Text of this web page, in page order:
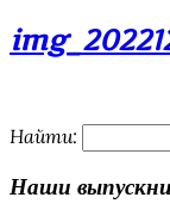
Найти:
Наши